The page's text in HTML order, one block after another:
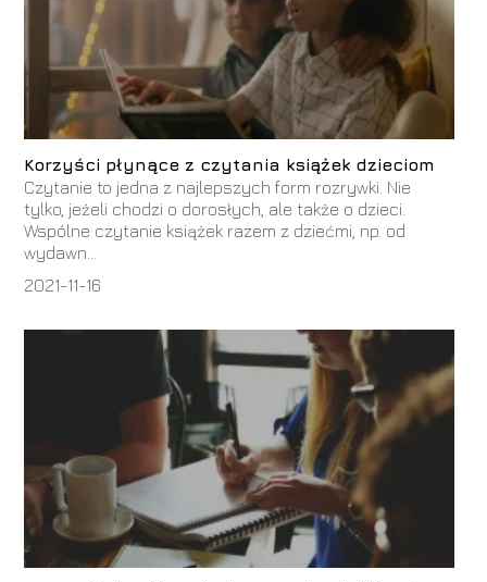
Korzyści płynące z czytania książek dzieciom
Czytanie to jedna z najlepszych form rozrywki. Nie
tylko, jeżeli chodzi o dorosłych, ale także o dzieci.
Wspólne czytanie książek razem z dziećmi, np. od
wydawn...
2021-11-16